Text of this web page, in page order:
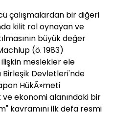
çalışmalardan bir diğeri
kilit rol oynayan ve
büyük değer
(ö. 1983)
meslekler ele
Birleşik Devletleri'nde
HükÃ»meti
ekonomi alanındaki bir
kavramını ilk defa resmi